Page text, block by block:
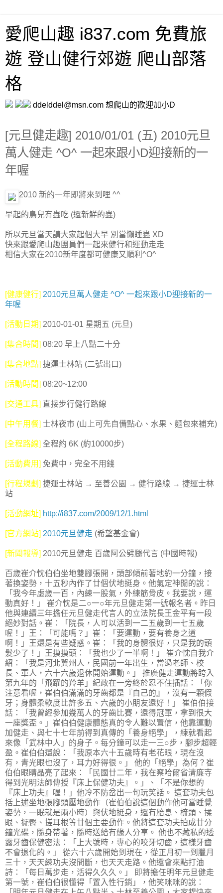
愛爬山趣 i837.com 免費旅
遊 登山健行郊遊 爬山部落
格
ddelddel@msn.com 想爬山的歡迎加小D
[元旦健走趣] 2010/01/01 (五) 2010元旦
萬人健走 ^O^ 一起來跟小D迎接新的一
年喔
2010 新的一年即將來到哩 ^^
早起的鳥兒有蟲吃 (還新鮮的蟲)
所以元旦當天請大家起個大早 別當懶睡蟲 XD
快來跟愛爬山趣團員們一起來健行和運動走走
相信大家在2010新年度都可健康又順利^O^
[健康健行] 2010元旦萬人健走 ^O^ 一起來跟小D迎接新的一
年喔
[活動日期] 2010-01-01 星期五 (元旦)
[集合時間] 08:20 早上八點二十分
[集合地點] 捷運士林站 (二號出口)
[活動時間] 08:20~12:00
[交通工具] 直接步行健行路線
[中午用餐] 士林夜市 (山上可先自備點心、水果、麵包來補充)
[全程路線] 全程約 6K (約10000步)
[活動費用] 免費中，完全不用錢
[行程規劃] 捷運士林站 → 至善公園 → 健行路線 → 捷運士林
站
[活動網址] http://i837.com/2009/12/1.html
[官方網站] 2010元旦健走 (希望基金會)
[新聞報導] 2010元旦健走 百歲阿公劈腿代言 (中國時報)
百歲崔介忱伯伯坐地雙腳張開，頭部傾前著地約一分鐘，接
著換姿勢，十五秒內作了廿個伏地挺身。他氣定神閒的說：
「我今年虛歲一百，內練一股氣，外練筋骨皮。我要說，運
動真好！」 崔介忱是二○一○年元旦健走第一號報名者。昨日
他與連續三年擔任元旦健走代言人的立法院長王金平有一段
絕妙對話。崔：「院長，人可以活到一二五歲到一七五歲
喔！」王：「可能嗎？」崔：「要運動，要有養身之道
啊！」王還是有些疑惑。崔：「我的身體很好，只是我的頭
髮少了！」王摸摸頭：「我也少了一半啊！」 崔介忱自我介
紹：「我是河北冀州人，民國前一年出生，當過老師、校
長、軍人，六十六歲退休開始運動。」 推廣健走運動將跨入
第九年的「飛躍的羚羊」紀政在一旁終於忍不住插話：「你
注意看喔，崔伯伯滿滿的牙齒都是『自己的』，沒有一顆假
牙；身體柔軟度比許多五、六歲的小朋友還好！」 崔伯伯接
話：「我曾經參加幾萬人的牙齒比賽，還得冠軍，拿到很大
一座獎盃。」崔伯伯健康體態真的令人難以置信，他靠運動
加健走、與七十七年前得到真傳的「養身絕學」，練就看起
來像「武林中人」的身子。每分鐘可以走一三○步，腳步超輕
盈。崔伯伯還說：「我原本六十五歲時有老花眼，現在沒
有，青光眼也沒了，耳力好得很。」 他的「絕學」為何？崔
伯伯眼睛晶亮了起來：「民國廿二年，我在察哈爾省清廉寺
得到光明法師傳授『床上保健功夫』。」、「不是你想的
『床上功夫』喔！」他冷不防岔出一句玩笑話。 這套功夫包
括上述坐地張腳頭壓地動作（崔伯伯說這個動作他可當睡覺
姿勢，一眠就是兩小時）與伏地挺身，還有胎息、梳頭、揉
眼、擺臀、搓耳根等廿個主要動作。他將這套功夫拍成廿分
鐘光碟，隨身帶著，隨時送給有緣人分享。 他也不藏私的透
露牙齒保健密法：「上大號時，專心的咬牙切齒，這樣牙齒
不會退化的。」 從六十六歲開始到現在，從正月初一到臘月
三十，天天練功夫沒間斷，也天天走路。他還會來點打油
詩：「每日萬步走，活得久久久。」 即將擔任明年元旦健走
第一號，崔伯伯很懂得「置入性行銷」，他笑咪咪的說：